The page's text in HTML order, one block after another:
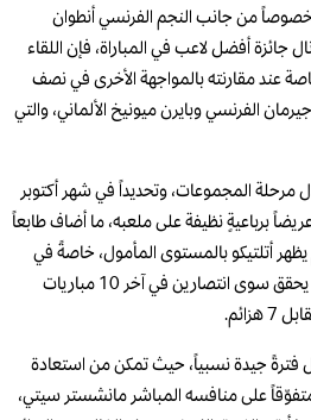
من جانب النجم الفرنسي أنطوان
جائزة أفضل لاعب في المباراة، فإن اللقاء
عند مقارنته بالمواجهة الأخرى في نصف
الفرنسي وبايرن ميونيخ الألماني، والتي
مرحلة المجموعات، وتحديداً في شهر أكتوبر
برباعيةٍ نظيفة على ملعبه، ما أضاف طابعاً
يظهر أتلتيكو بالمستوى المأمول، خاصةً في
ظل نتائجه المتذبذبة مؤخراً، إذ لم يحقق سوى انتصارين في آخر 10 مباريات
فترةً جيدة نسبياً، حيث تمكن من استعادة
متفوّقاً على منافسه المباشر مانشستر سيتي،